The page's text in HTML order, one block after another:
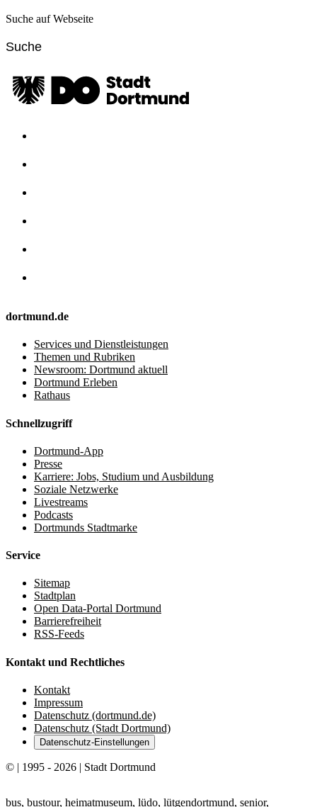
Suche auf Webseite
dortmund.de
Services und Dienstleistungen
Themen und Rubriken
Newsroom: Dortmund aktuell
Dortmund Erleben
Rathaus
Schnellzugriff
Dortmund-App
Presse
Karriere: Jobs, Studium und Ausbildung
Soziale Netzwerke
Livestreams
Podcasts
Dortmunds Stadtmarke
Service
Sitemap
Stadtplan
Open Data-Portal Dortmund
Barrierefreiheit
RSS-Feeds
Kontakt und Rechtliches
Kontakt
Impressum
Datenschutz (dortmund.de)
Datenschutz (Stadt Dortmund)
Datenschutz-Einstellungen
© | 1995 - 2026 | Stadt Dortmund
bus, bustour, heimatmuseum, lüdo, lütgendortmund, senior,